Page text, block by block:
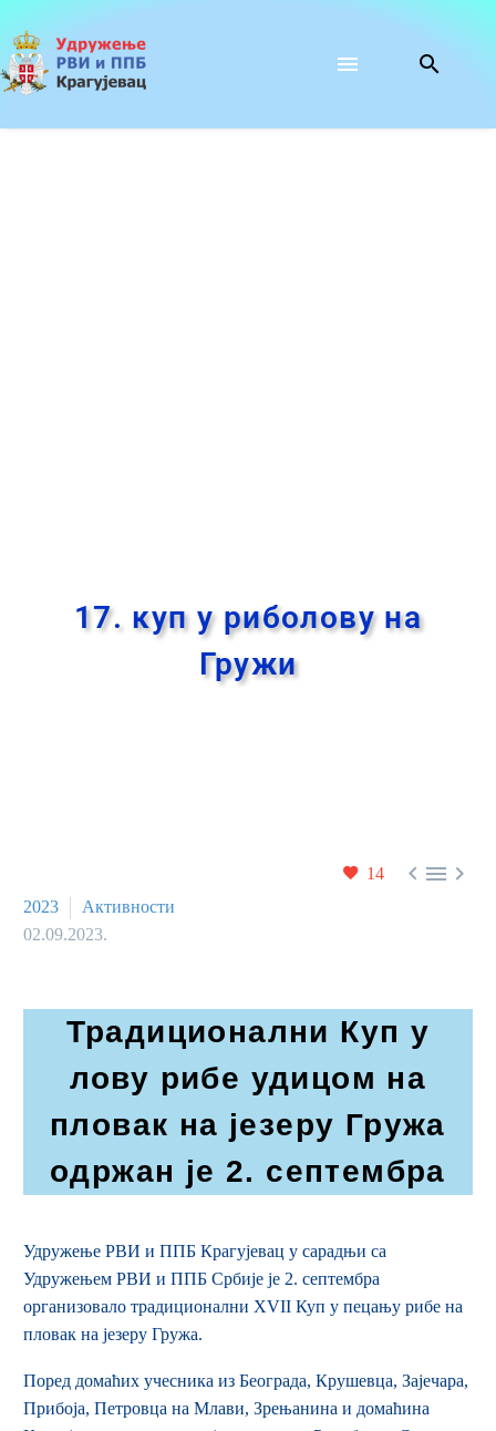
17. куп у риболову на
Гружи
14   
2023
Активности
02.09.2023.
Традиционални Куп у
лову рибе удицом на
пловак на језеру Гружа
одржан је 2. септембра
Удружење РВИ и ППБ Крагујевац у сарадњи са
Удружењем РВИ и ППБ Србије је 2. септембра
организовало традиционални XVII Куп у пецању рибе на
пловак на језеру Гружа.
Поред домаћих учесника из Београда, Крушевца, Зајечара,
Прибоја, Петровца на Млави, Зрењанина и домаћина